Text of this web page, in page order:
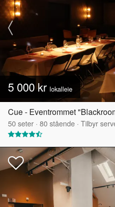
5 000 kr lokalleie
Cue - Eventrommet
50seter · 80stående · Tilbyr